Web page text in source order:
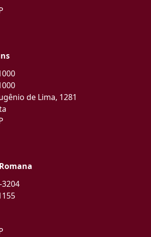
de Lima, 1281
3204